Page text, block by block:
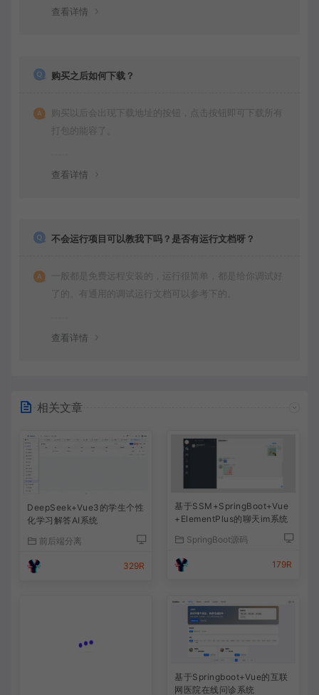
查看详情
购买之后如何下载？
购买以后会出现下载地址的按钮，点击按钮即可下载所有
打包的能容了。
查看详情
不会运行项目可以教我下吗？是否有运行文档呀？
一般都是免费远程安装的，运行很简单，都是给你调试好
了的。有通用的调试运行文档可以参考下的。
查看详情
相关文章
DeepSeek+Vue3的学生个性
化学习解答AI系统
前后端分离
329R
基于SSM+SpringBoot+Vue
+ElementPlus的聊天im系统
SpringBoot源码
179R
基于Springboot+Vue的互联
网医院在线问诊系统